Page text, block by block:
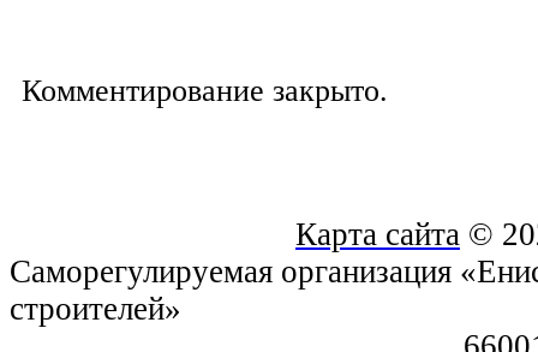
Комментирование закрыто.
Карта сайта ©
Саморегулируемая организация
строителей»